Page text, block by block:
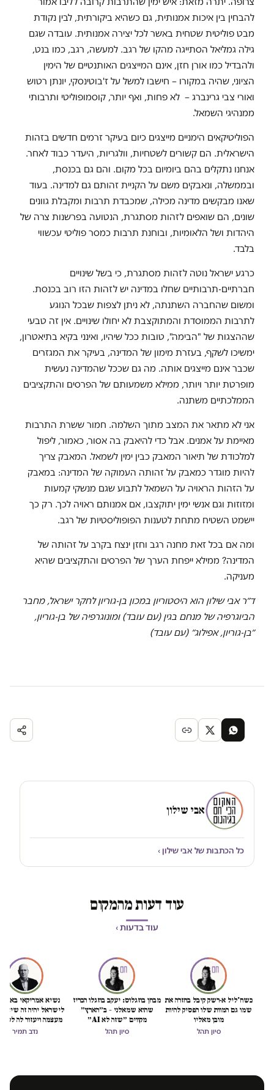
להבחין בין איכות אמנותית, גם כשהיא ביקורתית, לבין נקודת
מבט פוליטית שטחית באשר לכל יצירה אמנותית. עובדה שגם
גילה גמליאל הסתייגה מהקו של רגב. למעשה, רגב, כמו בנט,
ולהבדיל כמו אורן חזן, אינם המייצגים האותנטיים של הימין
הציוני, שהיה במקורו – חישבו למשל על ז'בוטינסקי, יונתן רטוש
ואורי צבי גרינברג – לא פחות, ואף יותר, קוסמופוליטי ותרבותי
ממנהיגי השמאל.
הפוליטיקאים הימניים מייצגים כיום בעיקר זרמים חדשים בזהות
הישראלית. הם קשורים לשטחיות, וולגריות, היעדר כבוד לאחר.
אנחנו נתקלים בהם ביומיום בכל מקום. והם גם בכנסת,
ובממשלה, ונאבקים משם על הקניית זהותם גם למדינה. בעוד
שאנו מבקשים מדינה מכילה, שמכבדת תרבות ומקבלת גוונים
שונים, הם שואפים לזהות מסתגרת, הנטועה בפרשנות צרה של
היהדות ושל הלאומיות, ובוחנת תרבות כמסר פוליטי עכשווי
בלבד.
כרגע ישראל נוטה לזהות מסתגרת, כי בשל שינויים
חברתיים-תרבותיים שחלו במדינה יש לזהות הזו רוב בכנסת.
ומשום שהחברה השתנתה, לא ניתן לצפות שבכל הנוגע
לתרבות הממוסדת והמתוקצבת לא יחולו שינויים. אין זה טבעי
שההצגות של "הבימה", טובות ככל שיהיו, ואינני בקיא בתיאטרון,
ימשיכו לשקף, בעזרת מימון של המדינה, בעיקר את המגזרים
שכבר אינם מייצגים אותה. מה גם שככל שהמדינה נעשית
מופרטת יותר ויותר, ממילא משמעותם של הפרסים והתקציבים
הממלכתיים משתנה.
אני לא מתאר את המצב מתוך השלמה. חמור ששרת התרבות
מאיימת על אמנים. אבל כדי להיאבק בה אסור, כאמור, ליפול
למלכודת של תיאור המאבק כבין ימין לשמאל. המאבק צריך
להיות מוגדר כמאבק על זהותה העמוקה של המדינה: במאבק
על הזהות הראויה על השמאל לתבוע שגם מנשקי קמעות
ומזוזות וגם אנשי ימין יתוקצבו, אם אמנותם ראויה לכך. רק כך
יישמט השטיח מתחת לטענות הפופוליסטיות של רגב.
ומה אם בכל זאת מחנה רגב וחזן ינצח בקרב על זהותה של
המדינה? ממילא ייפחת הערך של הפרסים והתקציבים שהיא
מעניקה.
ד״ר אבי שילון הוא היסטוריון במכון בן-גוריון לחקר ישראל, מחבר
הביוגרפיה של מנחם בגין (עם עובד) ומונוגרפיה של בן-גוריון,
״בן-גוריון, אפילוג״ (עם עובד)
אבי שילון
כל הכתבות של אבי שילון ›
עוד דעות מהמקום
עוד בדעות ›
כשח'ליל א-רשק קיבל בחזרה את
שמו גם המוות שלו הפסיק להיות
מובן מאליו
סיון תהל
מבחן בוזגלוס: יעקב בוזגלו הכריז
שהוא שמאלני – ב״הארץ״
מקווים ״שזה לא AI״
סיון תהל
נשיא אמריקאי באמת
לישראל יהיה זה
מעצמה ויעזור לה
הכיבוש
נדב תמיר